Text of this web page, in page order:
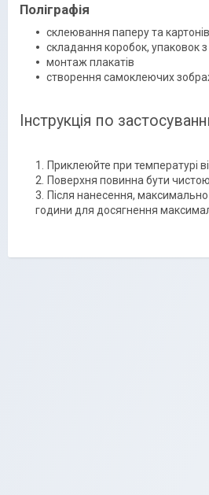
Поліграфія
склеювання паперу та картонів
складання коробок, упаковок з
монтаж плакатів
створення самоклеючих
Інструкція по
Приклеюйте при температурі
Поверхня повинна бути
Після нанесення,
години для досягнення